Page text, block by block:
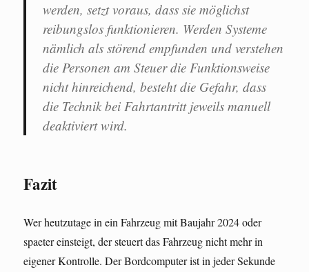
werden, setzt voraus, dass sie möglichst
reibungslos funktionieren. Werden Systeme
nämlich als störend empfunden und verstehen
die Personen am Steuer die Funktionsweise
nicht hinreichend, besteht die Gefahr, dass
die Technik bei Fahrtantritt jeweils manuell
deaktiviert wird.
Fazit
Wer heutzutage in ein Fahrzeug mit Baujahr 2024 oder
spaeter einsteigt, der steuert das Fahrzeug nicht mehr in
eigener Kontrolle. Der Bordcomputer ist in jeder Sekunde